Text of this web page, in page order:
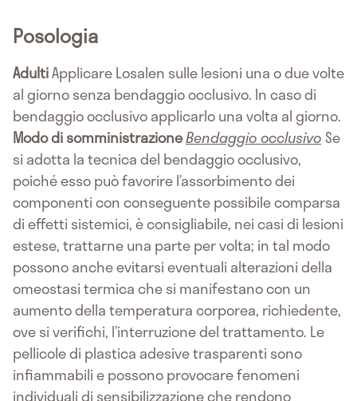
Posologia
AdultiApplicare Losalen sulle lesioni una o due volte
al giorno senza bendaggio occlusivo. In caso di
bendaggio occlusivo applicarlo una volta al giorno.
Modo di somministrazioneBendaggio occlusivo Se
si adotta la tecnica del bendaggio occlusivo,
poiché esso può favorire l’assorbimento dei
componenti con conseguente possibile comparsa
di effetti sistemici, è consigliabile, nei casi di lesioni
estese, trattarne una parte per volta; in tal modo
possono anche evitarsi eventuali alterazioni della
omeostasi termica che si manifestano con un
aumento della temperatura corporea, richiedente,
ove si verifichi, l’interruzione del trattamento. Le
pellicole di plastica adesive trasparenti sono
infiammabili e possono provocare fenomeni
individuali di sensibilizzazione che rendono